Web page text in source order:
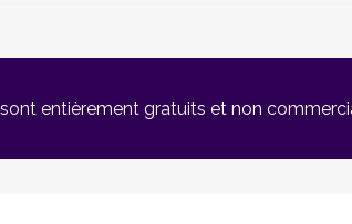
entièrement gratuits et non